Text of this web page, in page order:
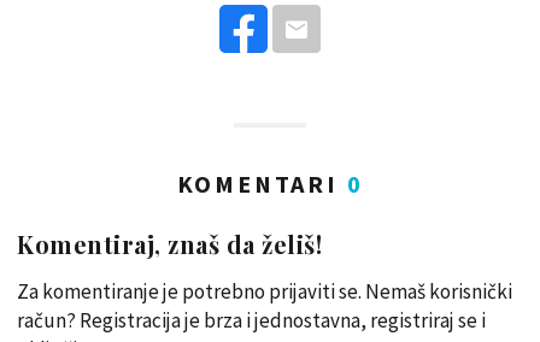
KOMENTARI 0
Komentiraj, znaš da želiš!
Za komentiranje je potrebno prijaviti se. Nemaš korisnički
račun? Registracija je brza i jednostavna, registriraj se i